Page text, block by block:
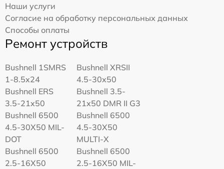
Наши услуги
Согласие на обработку персональных данных
Способы оплаты
Ремонт устройств
Bushnell 1SMRS
1-8.5x24
Bushnell XRSII
4.5-30x50
Bushnell ERS
3.5-21x50
Bushnell 3.5-
21x50 DMR II G3
Bushnell 6500
4.5-30X50 MIL-
DOT
Bushnell 6500
4.5-30X50
MULTI-X
Bushnell 6500
2.5-16X50
Bushnell 6500
2.5-16X50 MIL-